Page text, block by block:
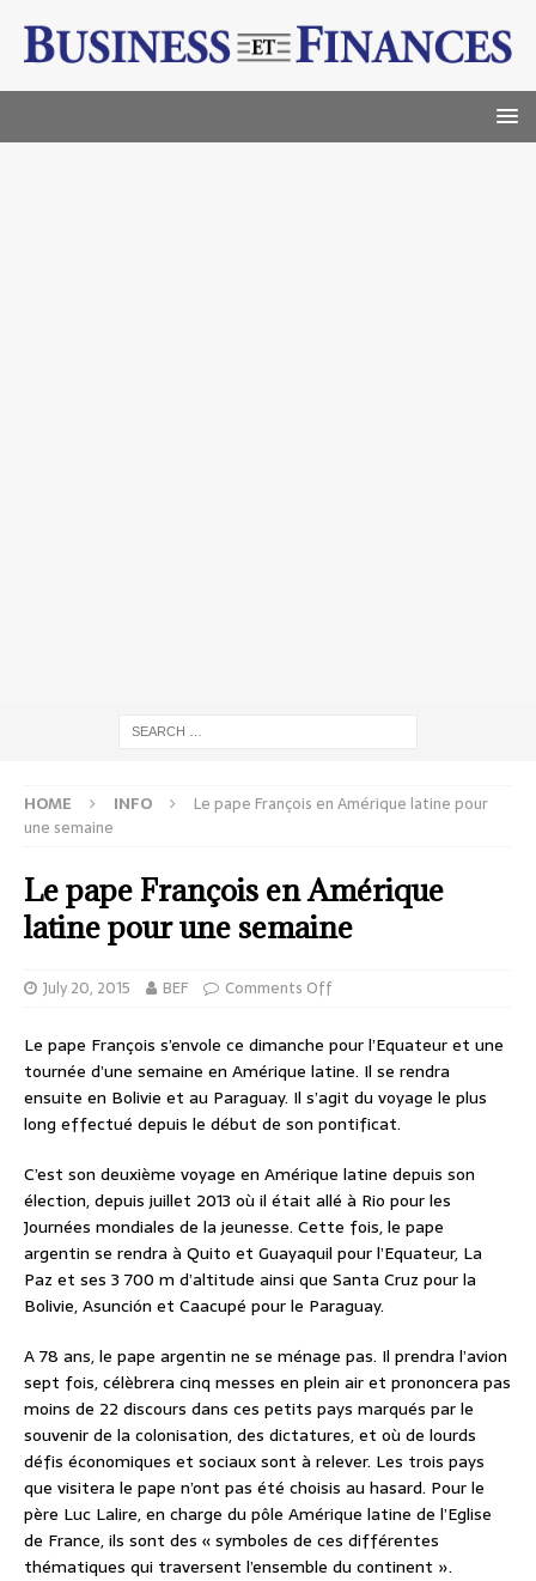
HOME INFO
Le pape François en Amérique latine pour
une semaine
Le pape François en Amérique
latine pour une semaine
July 20, 2015 BEF Comments Off
Le pape François s’envole ce dimanche pour l’Equateur et une
tournée d’une semaine en Amérique latine. Il se rendra
ensuite en Bolivie et au Paraguay. Il s’agit du voyage le plus
long effectué depuis le début de son pontificat.
C’est son deuxième voyage en Amérique latine depuis son
élection, depuis juillet 2013 où il était allé à Rio pour les
Journées mondiales de la jeunesse. Cette fois, le pape
argentin se rendra à Quito et Guayaquil pour l’Equateur, La
Paz et ses 3 700 m d’altitude ainsi que Santa Cruz pour la
Bolivie, Asunción et Caacupé pour le Paraguay.
A 78 ans, le pape argentin ne se ménage pas. Il prendra l’avion
sept fois, célèbrera cinq messes en plein air et prononcera pas
moins de 22 discours dans ces petits pays marqués par le
souvenir de la colonisation, des dictatures, et où de lourds
défis économiques et sociaux sont à relever. Les trois pays
que visitera le pape n’ont pas été choisis au hasard. Pour le
père Luc Lalire, en charge du pôle Amérique latine de l’Eglise
de France, ils sont des « symboles de ces différentes
thématiques qui traversent l’ensemble du continent ».